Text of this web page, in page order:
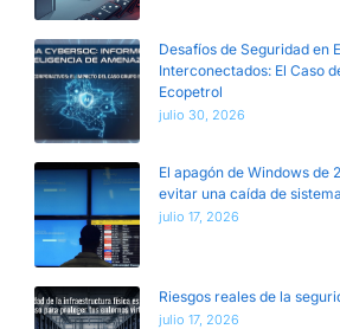
Desafíos de Seguridad en
Interconectados: El Caso
Ecopetrol
julio 30, 2026
El apagón de Windows de
evitar una caída de
julio 17, 2026
Riesgos reales de la
julio 17, 2026